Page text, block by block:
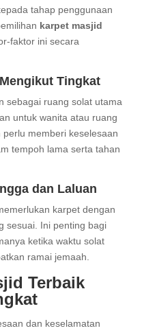
tahap penggunaan
karpet masjid
faktor ini secara
Tingkat
sebagai ruang solat utama
untuk wanita atau ruang
memberi keselesaan
tempoh lama serta tahan
dan Laluan
karpet dengan
sesuai. Ini penting bagi
ketika waktu solat
ramai jemaah.
Terbaik
dan keselamatan